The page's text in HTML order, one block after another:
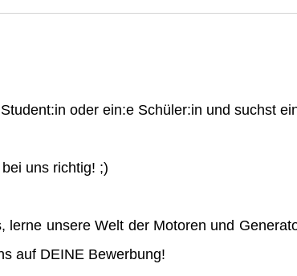
oder ein:e Schüler:in und suchst
uns richtig! ;)
lerne unsere Welt der Motoren und
auf DEINE Bewerbung!